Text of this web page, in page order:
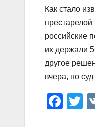
Как стало
российские
их держали
другое
вчера, но
F
T